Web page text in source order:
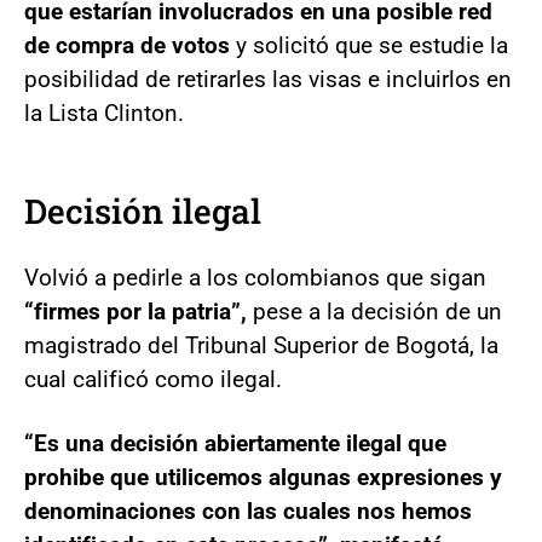
que estarían involucrados en una posible red
de compra de votos y solicitó que se estudie la
posibilidad de retirarles las visas e incluirlos en
la Lista Clinton.
Decisión ilegal
Volvió a pedirle a los colombianos que sigan
“firmes por la patria”, pese a la decisión de un
magistrado del Tribunal Superior de Bogotá, la
cual calificó como ilegal.
“Es una decisión abiertamente ilegal que
prohibe que utilicemos algunas expresiones y
denominaciones con las cuales nos hemos